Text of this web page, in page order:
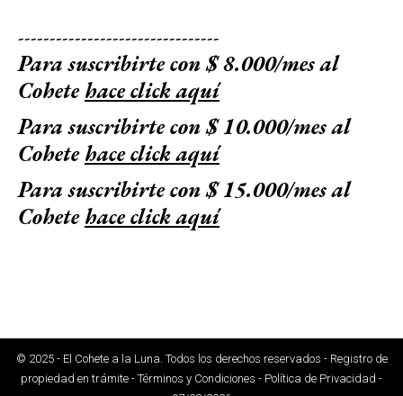
--------------------------------
Para suscribirte con $ 8.000/mes al
Cohetehace click aquí
Para suscribirte con $ 10.000/mes al
Cohetehace click aquí
Para suscribirte con $ 15.000/mes al
Cohetehace click aquí
© 2025 - El Cohete a la Luna. Todos los derechos reservados - Registro de
propiedad en trámite - Términos y Condiciones - Política de Privacidad -